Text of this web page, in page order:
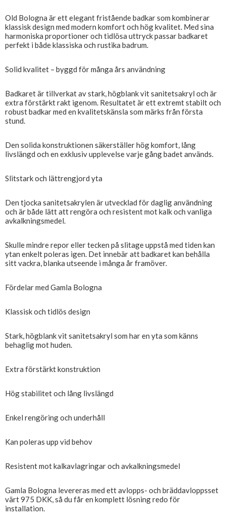
Old Bologna är ett elegant fristående badkar som kombinerar
klassisk design med modern komfort och hög kvalitet. Med sina
harmoniska proportioner och tidlösa uttryck passar badkaret
perfekt i både klassiska och rustika badrum.
Solid kvalitet – byggd för många års användning
Badkaret är tillverkat av stark, högblank vit sanitetsakryl och är
extra förstärkt rakt igenom. Resultatet är ett extremt stabilt och
robust badkar med en kvalitetskänsla som märks från första
stund.
Den solida konstruktionen säkerställer hög komfort, lång
livslängd och en exklusiv upplevelse varje gång badet används.
Slitstark och lättrengjord yta
Den tjocka sanitetsakrylen är utvecklad för daglig användning
och är både lätt att rengöra och resistent mot kalk och vanliga
avkalkningsmedel.
Skulle mindre repor eller tecken på slitage uppstå med tiden kan
ytan enkelt poleras igen. Det innebär att badkaret kan behålla
sitt vackra, blanka utseende i många år framöver.
Fördelar med Gamla Bologna
Klassisk och tidlös design
Stark, högblank vit sanitetsakryl som har en yta som känns
behaglig mot huden.
Extra förstärkt konstruktion
Hög stabilitet och lång livslängd
Enkel rengöring och underhåll
Kan poleras upp vid behov
Resistent mot kalkavlagringar och avkalkningsmedel
Gamla Bologna levereras med ett avlopps- och bräddavloppsset
värt 975 DKK, så du får en komplett lösning redo för
installation.